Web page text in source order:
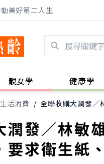
美好第二人生
靚女學 健康學
生活消費 / 全聯收購大潤發／
潤發／林敏
要求衛生紙